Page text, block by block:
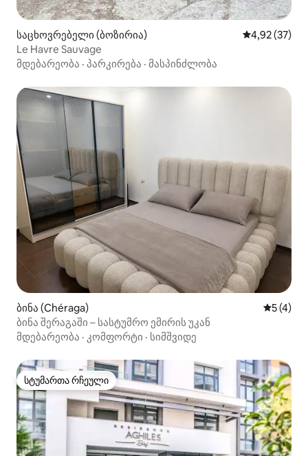
საცხოვრებელი (ბოზირია) საშუალო
4,92 (37)
Le Havre Sauvage
მდებარეობა · პარკირება · მასპინძლობა
ბინა (Chéraga)
5 (4)
ბინა შერაგაში – სასტუმრო ემირის უკან
მდებარეობა · კომფორტი · სიმშვიდე
სტუმართა რჩეული
სტუმართა რჩეული